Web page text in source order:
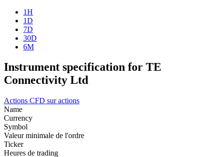
1H
1D
7D
30D
6M
Instrument specification for TE
Connectivity Ltd
Actions CFD sur actions
Name
Currency
Symbol
Valeur minimale de l'ordre
Ticker
Heures de trading